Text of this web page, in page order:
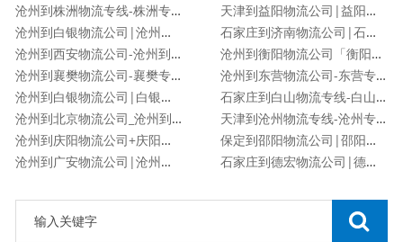
沧州到株洲物流专线-株洲专线
沧州到白银物流公司|沧州到白银货运专线
沧州到西安物流公司-沧州到西安货运专线
沧州到襄樊物流公司-襄樊专线
沧州到白银物流公司|白银专线
沧州到北京物流公司_沧州到北京物流专线
沧州到庆阳物流公司+庆阳专线
沧州到广安物流公司|沧州到广安货运专线
天津到益阳物流公司|益阳专线
石家庄到济南物流公司|石家庄到济南货运专线
沧州到衡阳物流公司「衡阳专线」
沧州到东营物流公司-东营专线
石家庄到白山物流专线-白山专线
天津到沧州物流专线-沧州专线
保定到邵阳物流公司|邵阳专线
石家庄到德宏物流公司|德宏专线